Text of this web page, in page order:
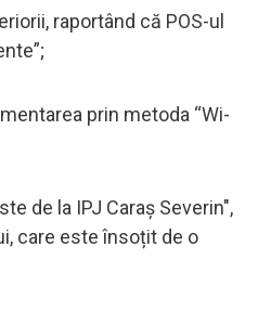
raportând că POS-ul
prin metoda “Wi-
de la IPJ Caraş Severin",
care este însoțit de o